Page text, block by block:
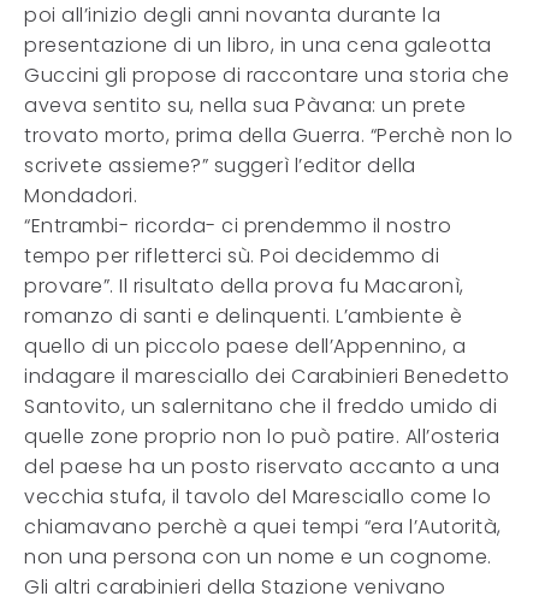
poi all’inizio degli anni novanta durante la
presentazione di un libro, in una cena galeotta
Guccini gli propose di raccontare una storia che
aveva sentito su, nella sua Pàvana: un prete
trovato morto, prima della Guerra. “Perchè non lo
scrivete assieme?” suggerì l’editor della
Mondadori.
“Entrambi- ricorda- ci prendemmo il nostro
tempo per rifletterci sù. Poi decidemmo di
provare”. Il risultato della prova fu Macaronì,
romanzo di santi e delinquenti. L’ambiente è
quello di un piccolo paese dell’Appennino, a
indagare il maresciallo dei Carabinieri Benedetto
Santovito, un salernitano che il freddo umido di
quelle zone proprio non lo può patire. All’osteria
del paese ha un posto riservato accanto a una
vecchia stufa, il tavolo del Maresciallo come lo
chiamavano perchè a quei tempi “era l’Autorità,
non una persona con un nome e un cognome.
Gli altri carabinieri della Stazione venivano